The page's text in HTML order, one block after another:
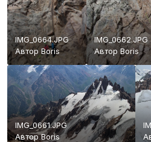
IMG_0664.JPG
Автор Boris
IMG_0662.JPG
АвторBoris
IMG_0661.JPG
АвторBoris